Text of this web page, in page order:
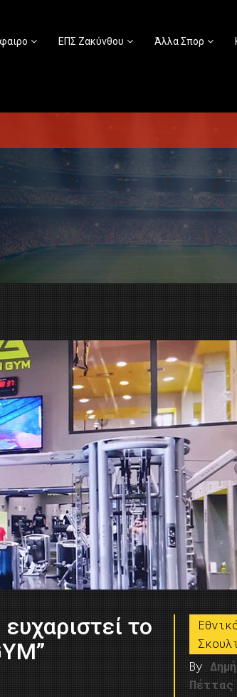
ΕΠΣ Ζακύνθου Άλλα Σπορ
το
By
Πέττας